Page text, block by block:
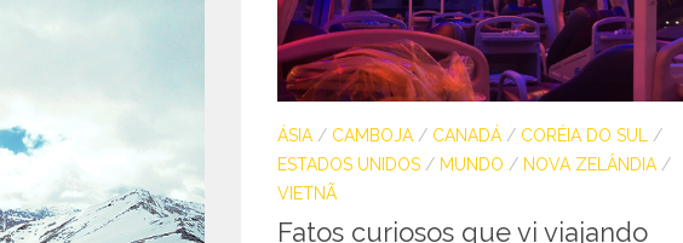
ÁSIA / CAMBOJA / CANADÁ / CORÉIA DO SUL
/
ESTADOS UNIDOS / MUNDO / NOVA ZELÂNDIA /
VIETNÃ
Fatos curiosos que vi viajando